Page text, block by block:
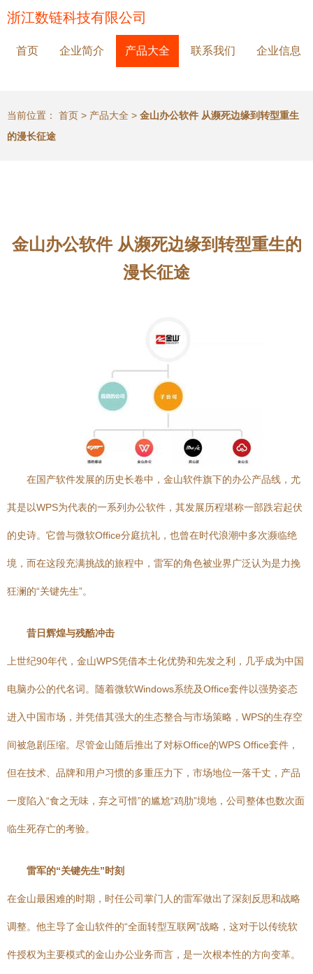
浙江数链科技有限公司
首页 企业简介 产品大全 联系我们 企业信息
当前位置： 首页 > 产品大全 > 金山办公软件 从濒死边缘到转型重生
的漫长征途
金山办公软件 从濒死边缘到转型重生的
漫长征途
在国产软件发展的历史长卷中，金山软件旗下的办公产品线，尤
其是以WPS为代表的一系列办公软件，其发展历程堪称一部跌宕起伏
的史诗。它曾与微软Office分庭抗礼，也曾在时代浪潮中多次濒临绝
境，而在这段充满挑战的旅程中，雷军的角色被业界广泛认为是力挽
狂澜的“关键先生”。
昔日辉煌与残酷冲击
上世纪90年代，金山WPS凭借本土化优势和先发之利，几乎成为中国
电脑办公的代名词。随着微软Windows系统及Office套件以强势姿态
进入中国市场，并凭借其强大的生态整合与市场策略，WPS的生存空
间被急剧压缩。尽管金山随后推出了对标Office的WPS Office套件，
但在技术、品牌和用户习惯的多重压力下，市场地位一落千丈，产品
一度陷入“食之无味，弃之可惜”的尴尬“鸡肋”境地，公司整体也数次面
临生死存亡的考验。
雷军的“关键先生”时刻
在金山最困难的时期，时任公司掌门人的雷军做出了深刻反思和战略
调整。他主导了金山软件的“全面转型互联网”战略，这对于以传统软
件授权为主要模式的金山办公业务而言，是一次根本性的方向变革。